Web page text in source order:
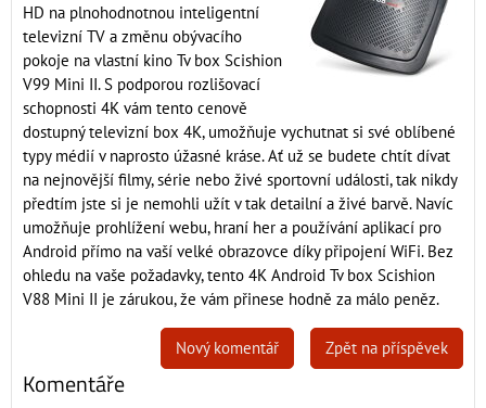
HD na plnohodnotnou inteligentní
televizní TV a změnu obývacího
pokoje na vlastní kino Tv box Scishion
V99 Mini II. S podporou rozlišovací
schopnosti 4K vám tento cenově
dostupný televizní box 4K, umožňuje vychutnat si své oblíbené
typy médií v naprosto úžasné kráse. Ať už se budete chtít dívat
na nejnovější filmy, série nebo živé sportovní události, tak nikdy
předtím jste si je nemohli užít v tak detailní a živé barvě. Navíc
umožňuje prohlížení webu, hraní her a používání aplikací pro
Android přímo na vaší velké obrazovce díky připojení WiFi. Bez
ohledu na vaše požadavky, tento 4K Android Tv box Scishion
V88 Mini II je zárukou, že vám přinese hodně za málo peněz.
Zpět na příspěvek
Nový komentář
Komentáře